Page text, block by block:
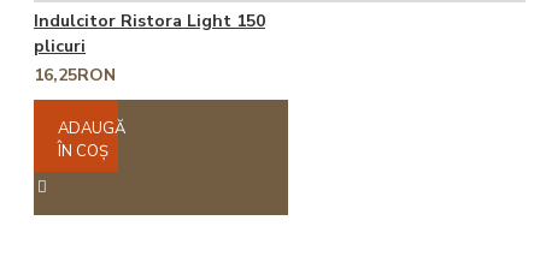
Indulcitor Ristora Light 150
plicuri
16,25RON
ADAUGĂ
ÎN COŞ